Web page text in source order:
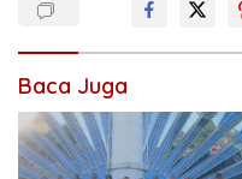
Baca Juga